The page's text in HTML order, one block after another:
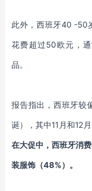
此外，西班牙40 -50
花费超过50欧元，
品。
报告指出，西班牙较
诞），其中11月和12
在大促中，西班牙消
装服饰（48%）。